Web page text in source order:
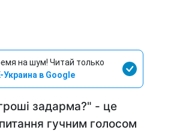
на шум! Читай только
Украина в Google
задарма?" - це
гучним голосом